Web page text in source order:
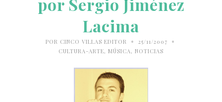
Lacima
POR CINCO VILLAS EDITOR • 25/11/2007 •
CULTURA-ARTE, MÚSICA , NOTICIAS